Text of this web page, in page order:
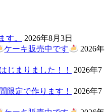
す。
2026年8月3日
ケーキ販売中です
2026年
じまりました！！
2026年7
定で作ります！
2026年7